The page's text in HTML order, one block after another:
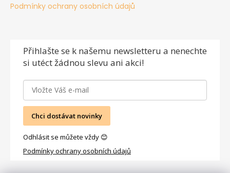
Podmínky ochrany osobních údajů
Přihlašte se k našemu newsletteru a nenechte
si utéct žádnou slevu ani akci!
Chci dostávat novinky
Odhlásit se můžete vždy 😊
Podmínky ochrany osobních údajů